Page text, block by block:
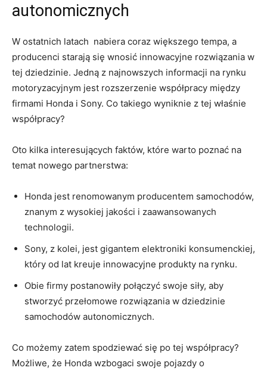
autonomicznych
W⁣ ostatnich latach ⁣ nabiera coraz ‍większego tempa, a
producenci starają się ⁢wnosić‍ innowacyjne ⁢rozwiązania w
tej dziedzinie. Jedną z najnowszych ‌informacji na rynku
motoryzacyjnym jest rozszerzenie współpracy między
firmami Honda i Sony. Co takiego wyniknie ​z tej właśnie
współpracy?
Oto‍ kilka interesujących faktów,‌ które warto poznać ⁢na
temat nowego ‍partnerstwa:
Honda⁤ jest renomowanym⁣ producentem samochodów,
znanym z ​wysokiej jakości i zaawansowanych
technologii.
Sony, ⁢z kolei, ⁣jest⁣ gigantem elektroniki konsumenckiej,
który ​od​ lat‌ kreuje‌ innowacyjne produkty ​na rynku.
Obie firmy postanowiły połączyć swoje siły, aby
stworzyć przełomowe rozwiązania‌ w dziedzinie
⁣samochodów autonomicznych.
Co możemy zatem spodziewać‌ się⁤ po tej współpracy?
Możliwe,‍ że Honda wzbogaci ⁤swoje pojazdy o